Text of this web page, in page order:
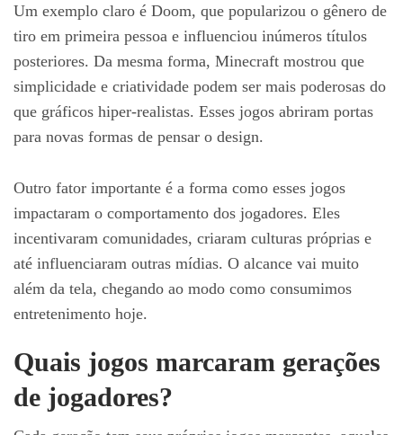
Um exemplo claro é Doom, que popularizou o gênero de
tiro em primeira pessoa e influenciou inúmeros títulos
posteriores. Da mesma forma, Minecraft mostrou que
simplicidade e criatividade podem ser mais poderosas do
que gráficos hiper-realistas. Esses jogos abriram portas
para novas formas de pensar o design.
Outro fator importante é a forma como esses jogos
impactaram o comportamento dos jogadores. Eles
incentivaram comunidades, criaram culturas próprias e
até influenciaram outras mídias. O alcance vai muito
além da tela, chegando ao modo como consumimos
entretenimento hoje.
Quais jogos marcaram gerações
de jogadores?